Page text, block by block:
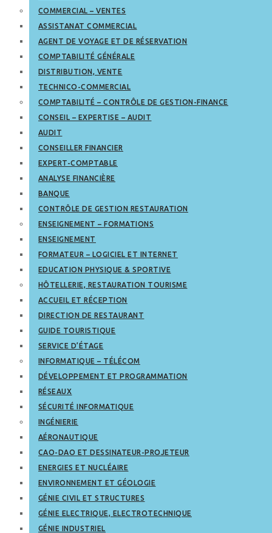
COMMERCIAL – VENTES
ASSISTANAT COMMERCIAL
AGENT DE VOYAGE ET DE RÉSERVATION
COMPTABILITÉ GÉNÉRALE
DISTRIBUTION, VENTE
TECHNICO-COMMERCIAL
COMPTABILITÉ – CONTRÔLE DE GESTION-FINANCE
CONSEIL – EXPERTISE – AUDIT
AUDIT
CONSEILLER FINANCIER
EXPERT-COMPTABLE
ANALYSE FINANCIÈRE
BANQUE
CONTRÔLE DE GESTION RESTAURATION
ENSEIGNEMENT – FORMATIONS
ENSEIGNEMENT
FORMATEUR – LOGICIEL ET INTERNET
EDUCATION PHYSIQUE & SPORTIVE
HÔTELLERIE, RESTAURATION TOURISME
ACCUEIL ET RÉCEPTION
DIRECTION DE RESTAURANT
GUIDE TOURISTIQUE
SERVICE D’ÉTAGE
INFORMATIQUE – TÉLÉCOM
DÉVELOPPEMENT ET PROGRAMMATION
RÉSEAUX
SÉCURITÉ INFORMATIQUE
INGÉNIERIE
AÉRONAUTIQUE
CAO-DAO ET DESSINATEUR-PROJETEUR
ENERGIES ET NUCLÉAIRE
ENVIRONNEMENT ET GÉOLOGIE
GÉNIE CIVIL ET STRUCTURES
GÉNIE ELECTRIQUE, ELECTROTECHNIQUE
GÉNIE INDUSTRIEL